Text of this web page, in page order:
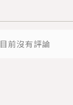
目前沒有評論